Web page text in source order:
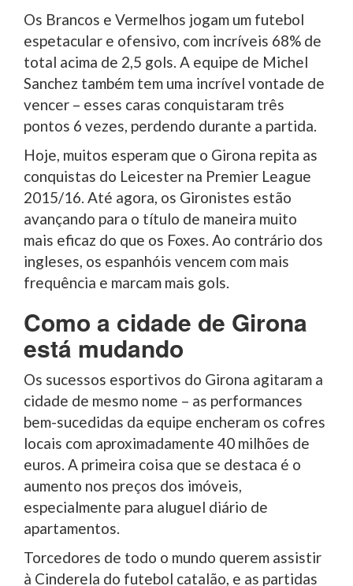
Os Brancos e Vermelhos jogam um futebol
espetacular e ofensivo, com incríveis 68% de
total acima de 2,5 gols. A equipe de Michel
Sanchez também tem uma incrível vontade de
vencer – esses caras conquistaram três
pontos 6 vezes, perdendo durante a partida.
Hoje, muitos esperam que o Girona repita as
conquistas do Leicester na Premier League
2015/16. Até agora, os Gironistes estão
avançando para o título de maneira muito
mais eficaz do que os Foxes. Ao contrário dos
ingleses, os espanhóis vencem com mais
frequência e marcam mais gols.
Como a cidade de Girona
está mudando
Os sucessos esportivos do Girona agitaram a
cidade de mesmo nome – as performances
bem-sucedidas da equipe encheram os cofres
locais com aproximadamente 40 milhões de
euros. A primeira coisa que se destaca é o
aumento nos preços dos imóveis,
especialmente para aluguel diário de
apartamentos.
Torcedores de todo o mundo querem assistir
à Cinderela do futebol catalão, e as partidas